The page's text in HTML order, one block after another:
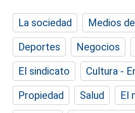
La sociedad
Medios
Deportes
Negocios
El sindicato
Cultura -
Propiedad
Salud
El